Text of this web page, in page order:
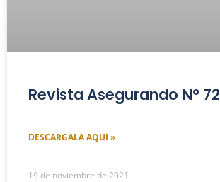
Revista Asegurando Nº 72
DESCARGALA AQUI »
19 de noviembre de 2021